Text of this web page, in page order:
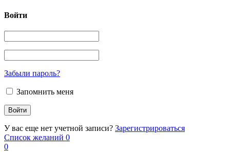
Войти
Забыли пароль?
Запомнить меня
У вас еще нет учетной записи? Зарегистрироваться
Список желаний 0
0